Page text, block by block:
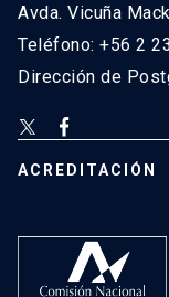
Avda. Vicuña
Teléfono: +56 2
Dirección de
ACREDITACIÓN